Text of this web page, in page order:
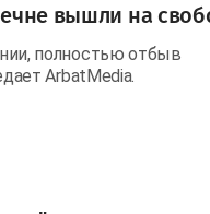
вышли на
полностью отбыв
ArbatMedia.